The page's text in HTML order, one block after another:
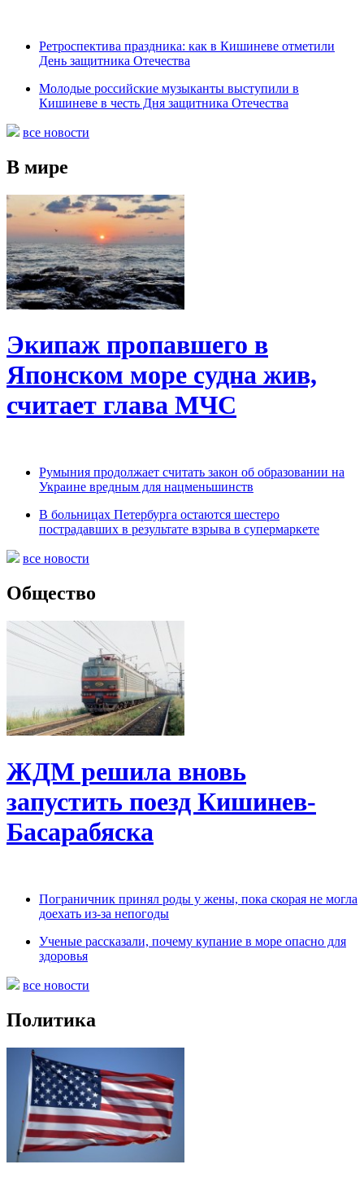
Ретроспектива праздника: как в Кишиневе отметили
День защитника Отечества
Молодые российские музыканты выступили в
Кишиневе в честь Дня защитника Отечества
все новости
В мире
Экипаж пропавшего в
Японском море судна жив,
считает глава МЧС
Румыния продолжает считать закон об образовании на
Украине вредным для нацменьшинств
В больницах Петербурга остаются шестеро
пострадавших в результате взрыва в супермаркете
все новости
Общество
ЖДМ решила вновь
запустить поезд Кишинев-
Басарабяска
Пограничник принял роды у жены, пока скорая не могла
доехать из-за непогоды
Ученые рассказали, почему купание в море опасно для
здоровья
все новости
Политика